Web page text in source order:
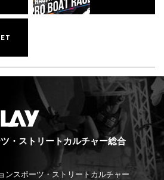
・ストリートカルチャー総合
ンスポーツ・ストリートカルチャー